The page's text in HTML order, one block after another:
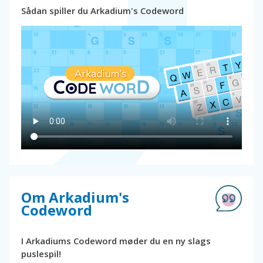
Sådan spiller du Arkadium's Codeword
Om Arkadium's
Codeword
I Arkadiums Codeword møder du en ny slags
puslespil!